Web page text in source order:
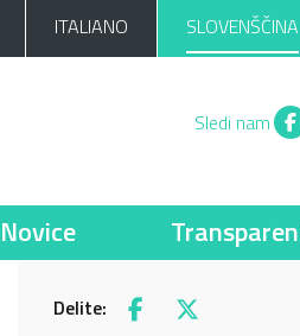
ITALIANO SLOVENŠČINA
Sledi nam
Novice
Delite: Facebook
X